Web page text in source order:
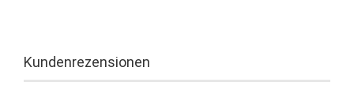
Kundenrezensionen